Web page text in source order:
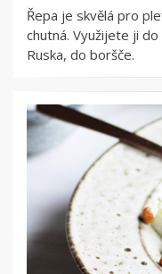
Řepa je skvělá pro
chutná. Využijete ji
Ruska, do boršče.